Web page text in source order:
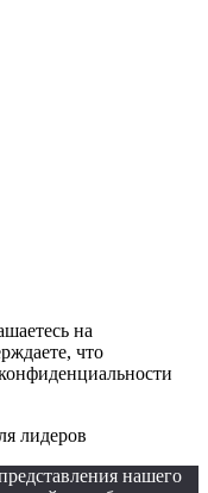
на
что
лидеров
нашего